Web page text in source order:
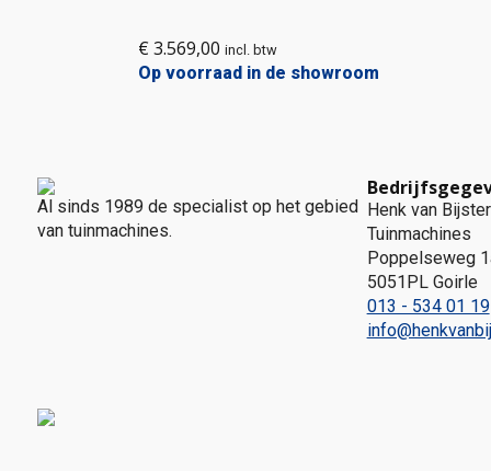
€ 3.569,00 incl. btw
Op voorraad in de showroom
Al sinds 1989 de specialist op het gebied
van tuinmachines.
Henk van
Tuinmachines
Poppelseweg
5051PL Goirle
013 - 534 01 19